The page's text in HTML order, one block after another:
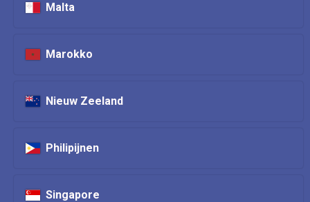
Malta
Marokko
Nieuw Zeeland
Philipijnen
Singapore